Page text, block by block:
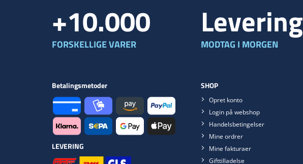
+10.000
FORSKELLIGE VARER
Levering
MODTAG I MORGEN
Betalingsmetoder
LEVERING
SHOP
Opret konto
Login på webshop
Handelsbetingelser
Mine ordrer
Mine fakturaer
Gifttilladelse